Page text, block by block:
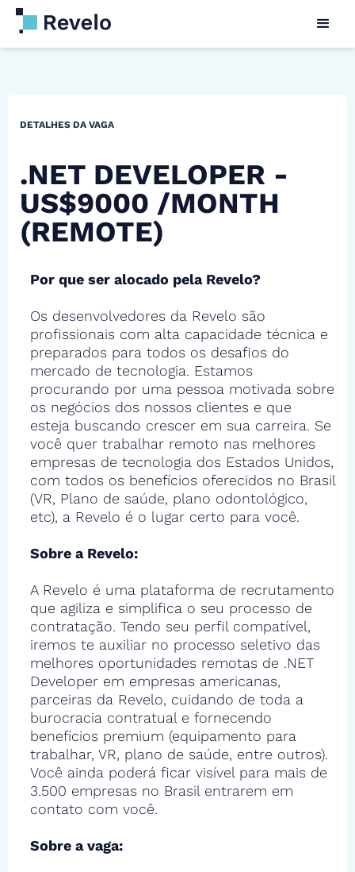
DETALHES DA VAGA
.NET DEVELOPER -
US$9000 /MONTH
(REMOTE)
Por que ser alocado pela Revelo?
Os desenvolvedores da Revelo são
profissionais com alta capacidade técnica e
preparados para todos os desafios do
mercado de tecnologia. Estamos
procurando por uma pessoa motivada sobre
os negócios dos nossos clientes e que
esteja buscando crescer em sua carreira. Se
você quer trabalhar remoto nas melhores
empresas de tecnologia dos Estados Unidos,
com todos os benefícios oferecidos no Brasil
(VR, Plano de saúde, plano odontológico,
etc), a Revelo é o lugar certo para você.
Sobre a Revelo:
A Revelo é uma plataforma de recrutamento
que agiliza e simplifica o seu processo de
contratação. Tendo seu perfil compatível,
iremos te auxiliar no processo seletivo das
melhores oportunidades remotas de .NET
Developer em empresas americanas,
parceiras da Revelo, cuidando de toda a
burocracia contratual e fornecendo
benefícios premium (equipamento para
trabalhar, VR, plano de saúde, entre outros).
Você ainda poderá ficar visível para mais de
3.500 empresas no Brasil entrarem em
contato com você.
Sobre a vaga: